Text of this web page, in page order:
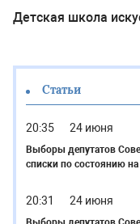
Детская школа
Статьи
20:35 24 июня
Выборы депутатов
списки по состоянию
20:31 24 июня